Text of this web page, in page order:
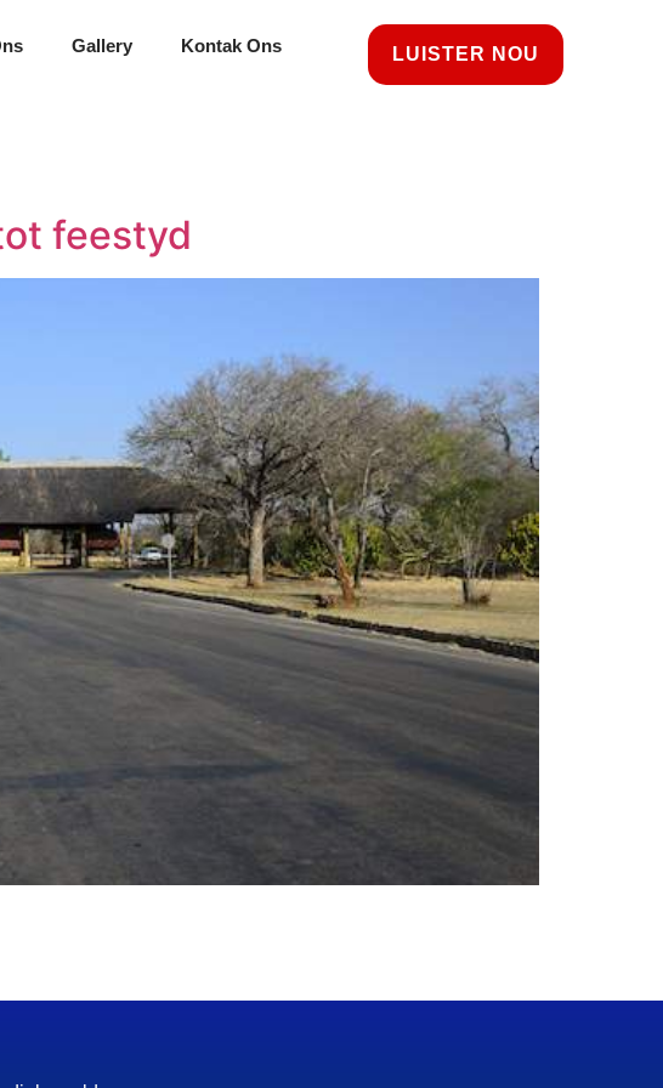
Gallery Kontak Ons LUISTER NOU
feestyd